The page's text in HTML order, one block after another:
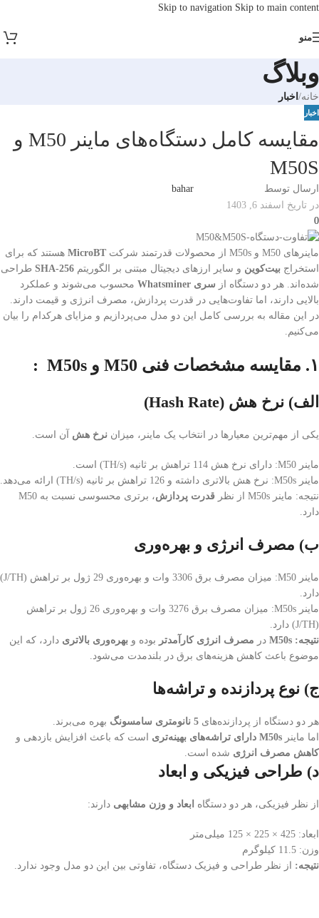
Skip to navigation Skip to main content
منو
وبلاگ
خانه/ اخبار
اخبار
مقایسه کامل دستگاه‌های ماینر M50 و
M50S
ارسال توسط
bahar
در تاریخ اسفند 6, 1403
0
ماینرهای M50 و M50s از محصولات قدرتمند شرکت MicroBT هستند که برای
استخراج بیت‌کوین و سایر ارزهای دیجیتال مبتنی بر الگوریتم SHA-256 طراحی
شده‌اند. هر دو دستگاه از سری
محسوب می‌شوند و عملکرد
بالایی دارند، اما تفاوت‌هایی در قدرت پردازش، مصرف انرژی و قیمت دارند.
در این مقاله به بررسی کامل این دو مدل می‌پردازیم و مزایای هرکدام را بیان
می‌کنیم.
۱. مقایسه مشخصات فنی و
الف) نرخ هش (Hash Rate)
یکی از مهم‌ترین معیارها در انتخاب یک ماینر، میزان نرخ هش آن است.
ماینر M50: دارای نرخ هش 114 تراهش بر ثانیه (TH/s) است.
ماینر M50s: نرخ هش بالاتری داشته و 126 تراهش بر ثانیه (TH/s) ارائه می‌دهد.
نتیجه: ماینر M50s از نظر
قدرت پردازش
، برتری محسوسی نسبت به M50
دارد.
ب) مصرف انرژی و بهره‌وری
ماینر M50: میزان مصرف برق 3306 وات و بهره‌وری 29 ژول بر تراهش (J/TH)
دارد.
ماینر M50s: میزان مصرف برق 3276 وات و بهره‌وری 26 ژول بر تراهش
(J/TH) دارد.
نتیجه: M50s در مصرف انرژی کارآمدتر بوده و بهره‌وری بالاتری دارد، که این
موضوع باعث کاهش هزینه‌های برق در بلندمدت می‌شود.
ج) نوع پردازنده و تراشه‌ها
هر دو دستگاه از پردازنده‌های 5 نانومتری سامسونگ بهره می‌برند.
اما ماینر M50s دارای تراشه‌های بهینه‌تری است که باعث افزایش بازدهی و
کاهش مصرف انرژی شده است.
د) طراحی فیزیکی و ابعاد
از نظر فیزیکی، هر دو دستگاه ابعاد و وزن مشابهی دارند:
ابعاد: 425 × 225 × 125 میلی‌متر
وزن: 11.5 کیلوگرم
نتیجه: از نظر طراحی و فیزیک دستگاه، تفاوتی بین این دو مدل وجود ندارد.